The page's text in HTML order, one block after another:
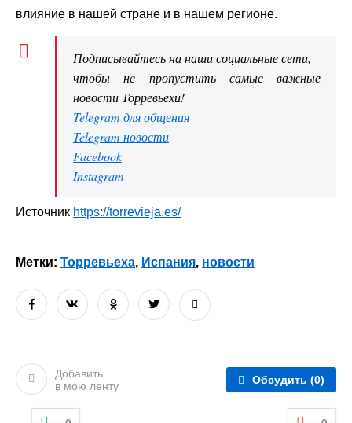
влияние в нашей стране и в нашем регионе.
Подписывайтесь на наши социальные сети,
чтобы не пропустить самые важные
новости Торревьехи!
Telegram для общения
Telegram новости
Facebook
Instagram
Источник https://torrevieja.es/
Метки: Торревьеха, Испания, новости
Добавить
в мою ленту
Обсудить (0)